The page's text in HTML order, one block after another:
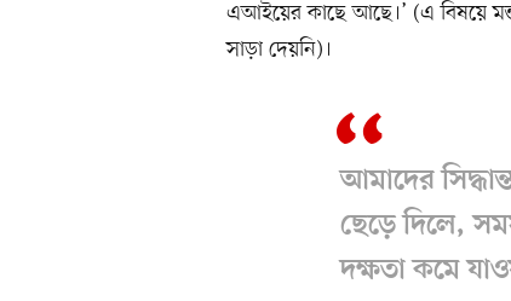
এআইয়ের কাছে আছে।’ (এ বিষয়ে
সাড়া দেয়নি)।
আমাদের
ছেড়ে দিলে,
দক্ষতা কমে